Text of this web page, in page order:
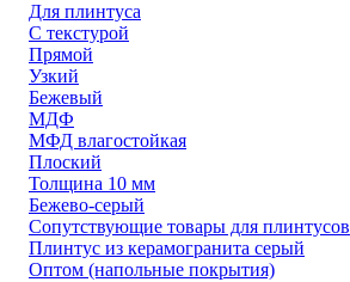
Для плинтуса
С текстурой
Прямой
Узкий
Бежевый
МДФ
МФД влагостойкая
Плоский
Толщина 10 мм
Бежево-серый
Сопутствующие товары для плинтусов
Плинтус из керамогранита серый
Оптом (напольные покрытия)